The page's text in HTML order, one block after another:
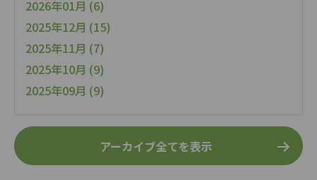
2026年01月 (6)
2025年12月 (15)
2025年11月 (7)
2025年10月 (9)
2025年09月 (9)
アーカイブ全てを表示